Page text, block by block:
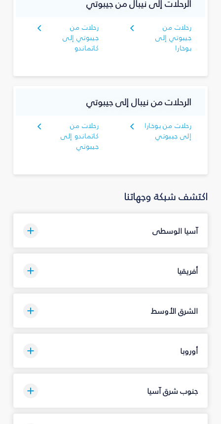
الرحلات إلى نيبال من جيبوتي
رحلات من
جيبوتي إلى
بوخارا
رحلات من
جيبوتي إلى
كاتماندو
الرحلات من نيبال إلى جيبوتي
رحلات من بوخارا
إلى جيبوتي
رحلات من
كاتماندو إلى
جيبوتي
اكتشف شبكة وجهاتنا
آسيا الوسطى
أفريقيا
الشرق الأوسط
أوروبا
جنوب شرق آسيا